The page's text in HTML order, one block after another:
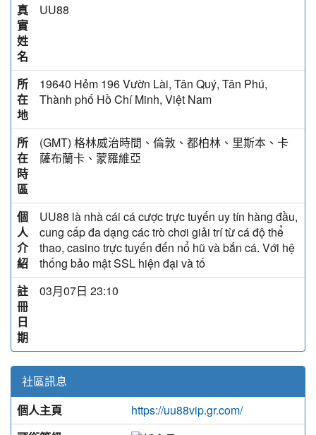
真
實
姓
名
UU88
所
在
地
19640 Hẻm 196 Vườn Lài, Tân Quý, Tân Phú,
Thành phố Hồ Chí Minh, Việt Nam
所
在
時
區
(GMT) 格林威治時間、倫敦、都柏林、里斯本、卡
薩布蘭卡、蒙羅維亞
個
人
介
紹
UU88 là nhà cái cá cược trực tuyến uy tín hàng đầu,
cung cấp đa dạng các trò chơi giải trí từ cá độ thể
thao, casino trực tuyến đến nổ hũ và bắn cá. Với hệ
thống bảo mật SSL hiện đại và tố
註
冊
日
期
03月07日 23:10
社區訊息
個人主頁
https://uu88vip.gr.com/